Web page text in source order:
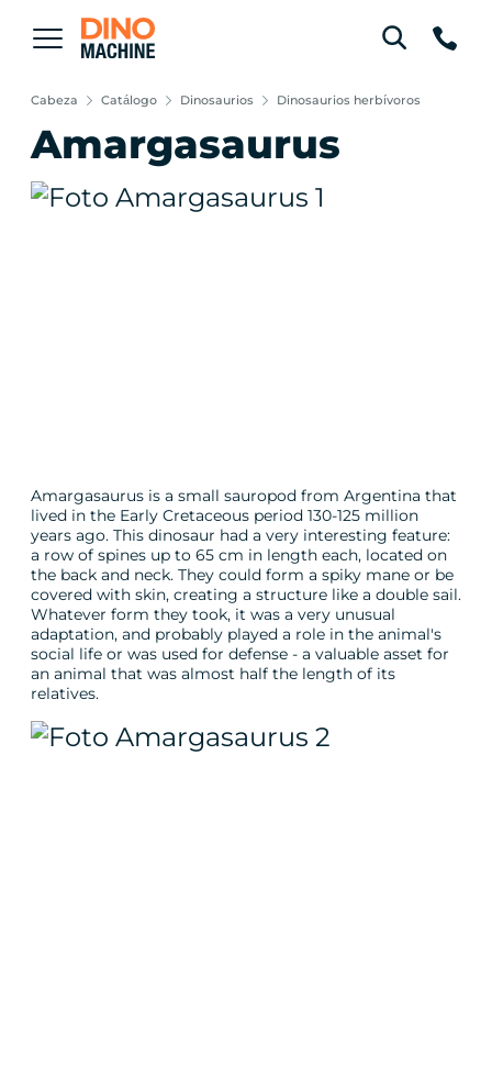
Cabeza Catálogo Dinosaurios Dinosaurios herbívoros
Amargasaurus
Amargasaurus is a small sauropod from Argentina that
lived in the Early Cretaceous period 130-125 million
years ago. This dinosaur had a very interesting feature:
a row of spines up to 65 cm in length each, located on
the back and neck. They could form a spiky mane or be
covered with skin, creating a structure like a double sail.
Whatever form they took, it was a very unusual
adaptation, and probably played a role in the animal's
social life or was used for defense - a valuable asset for
an animal that was almost half the length of its
relatives.